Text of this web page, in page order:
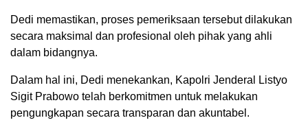
Dedi memastikan, proses pemeriksaan tersebut dilakukan
secara maksimal dan profesional oleh pihak yang ahli
dalam bidangnya.
Dalam hal ini, Dedi menekankan, Kapolri Jenderal Listyo
Sigit Prabowo telah berkomitmen untuk melakukan
pengungkapan secara transparan dan akuntabel.